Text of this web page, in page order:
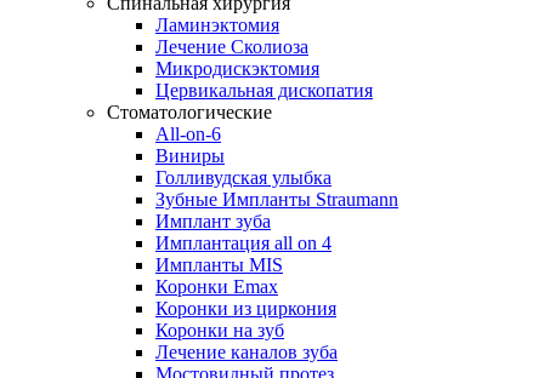
Ламинэктомия
Лечение Сколиоза
Микродискэктомия
Цервикальная дископатия
Стоматологические
All-on-6
Виниры
Голливудская улыбка
Зубные Импланты Straumann
Имплант зуба
Имплантация all on 4
Импланты MIS
Коронки Emax
Коронки из циркония
Коронки на зуб
Лечение каналов зуба
Мостовидный протез